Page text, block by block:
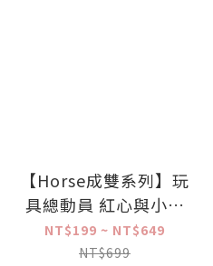
【Horse成雙系列】玩
具總動員 紅心與小奶
油（多卡磁吸皮革卡
包、行李吊牌、護照
NT$199 ~ NT$649
NT$699